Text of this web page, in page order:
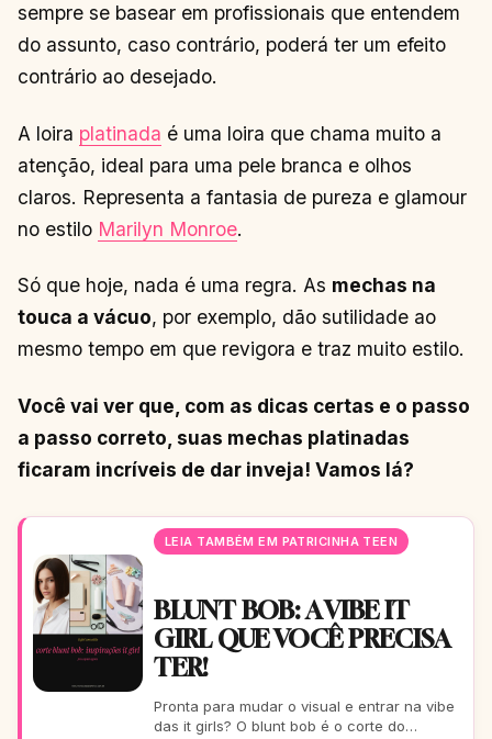
sempre se basear em profissionais que entendem
do assunto, caso contrário, poderá ter um efeito
contrário ao desejado.
A loira platinada é uma loira que chama muito a
atenção, ideal para uma pele branca e olhos
claros. Representa a fantasia de pureza e glamour
no estilo Marilyn Monroe.
Só que hoje, nada é uma regra. As mechas na
touca a vácuo, por exemplo, dão sutilidade ao
mesmo tempo em que revigora e traz muito estilo.
Você vai ver que, com as dicas certas e o passo
a passo correto, suas mechas platinadas
ficaram incríveis de dar inveja! Vamos lá?
LEIA TAMBÉM EM PATRICINHA TEEN
BLUNT BOB: A VIBE IT
GIRL QUE VOCÊ PRECISA
TER!
Pronta para mudar o visual e entrar na vibe
das it girls? O blunt bob é o corte do